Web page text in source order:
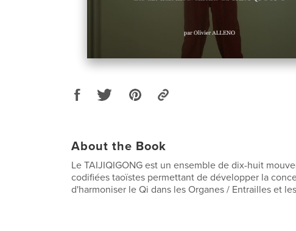
About the Book
Le TAIJIQIGONG est un ensemble de dix-huit
codifiées taoïstes permettant de développer la
d'harmoniser le Qi dans les Organes / Entrailles et